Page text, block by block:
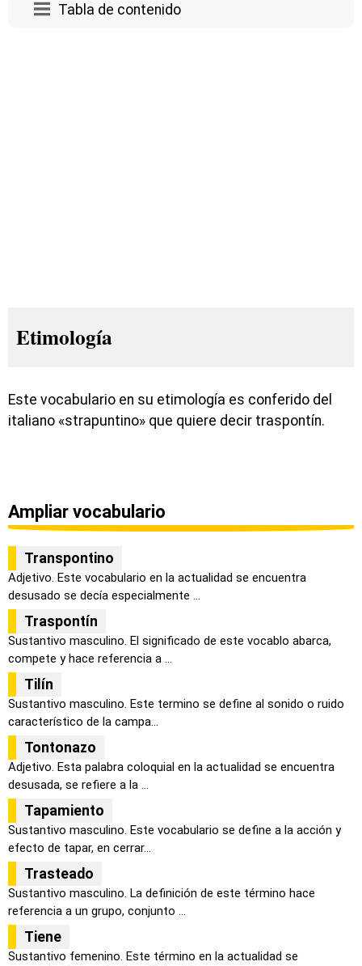
Tabla de contenido
Etimología
Este vocabulario en su etimología es conferido del
italiano «strapuntino» que quiere decir traspontín.
Ampliar vocabulario
Transpontino
Adjetivo. Este vocabulario en la actualidad se encuentra
desusado se decía especialmente ...
Traspontín
Sustantivo masculino. El significado de este vocablo abarca,
compete y hace referencia a ...
Tilín
Sustantivo masculino. Este termino se define al sonido o ruido
característico de la campa...
Tontonazo
Adjetivo. Esta palabra coloquial en la actualidad se encuentra
desusada, se refiere a la ...
Tapamiento
Sustantivo masculino. Este vocabulario se define a la acción y
efecto de tapar, en cerrar...
Trasteado
Sustantivo masculino. La definición de este término hace
referencia a un grupo, conjunto ...
Tiene
Sustantivo femenino. Este término en la actualidad se